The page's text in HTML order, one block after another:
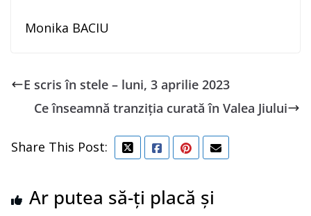
Monika BACIU
E scris în stele – luni, 3 aprilie 2023
Ce înseamnă tranziția curată în Valea Jiului
Share This Post:
Ar putea să-ți placă și